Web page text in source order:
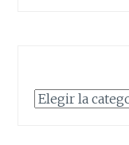
Categorías